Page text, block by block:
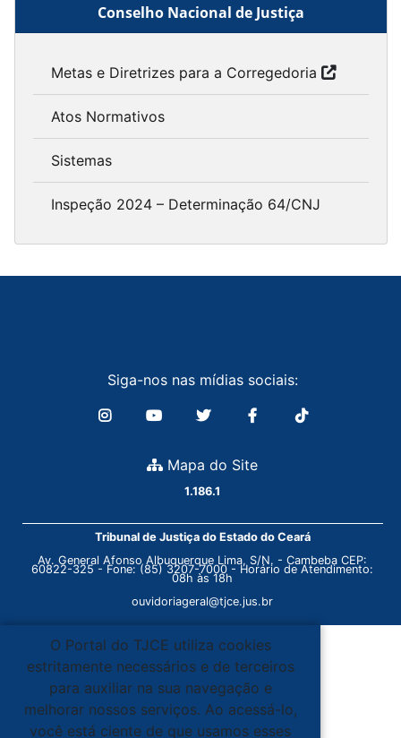
Conselho Nacional de Justiça
Metas e Diretrizes para a Corregedoria
Atos Normativos
Sistemas
Inspeção 2024 – Determinação 64/CNJ
Siga-nos nas mídias sociais:
Mapa do Site
1.186.1
Tribunal de Justiça do Estado do Ceará
Av. General Afonso Albuquerque Lima, S/N. - Cambeba CEP:
60822-325 - Fone: (85) 3207-7000 - Horário de Atendimento:
08h às 18h
ouvidoriageral@tjce.jus.br
O Portal do TJCE utiliza cookies
estritamente necessários e de terceiros
para auxiliar na sua navegação e
melhorar nossos serviços. Ao acessá-lo,
você está ciente de que usamos esses